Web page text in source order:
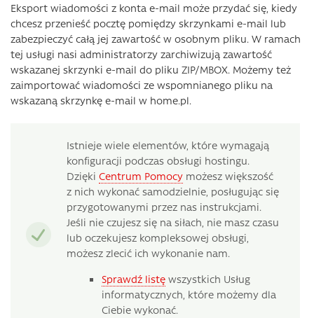
Eksport wiadomości z konta e-mail może przydać się, kiedy
chcesz przenieść pocztę pomiędzy skrzynkami e-mail lub
zabezpieczyć całą jej zawartość w osobnym pliku. W ramach
tej usługi nasi administratorzy zarchiwizują zawartość
wskazanej skrzynki e-mail do pliku ZIP/MBOX. Możemy też
zaimportować wiadomości ze wspomnianego pliku na
wskazaną skrzynkę e-mail w home.pl.
Istnieje wiele elementów, które wymagają
konfiguracji podczas obsługi hostingu.
Dzięki Centrum Pomocy możesz większość
z nich wykonać samodzielnie, posługując się
przygotowanymi przez nas instrukcjami.
Jeśli nie czujesz się na siłach, nie masz czasu
lub oczekujesz kompleksowej obsługi,
możesz zlecić ich wykonanie nam.
Sprawdź listę wszystkich Usług
informatycznych, które możemy dla
Ciebie wykonać.